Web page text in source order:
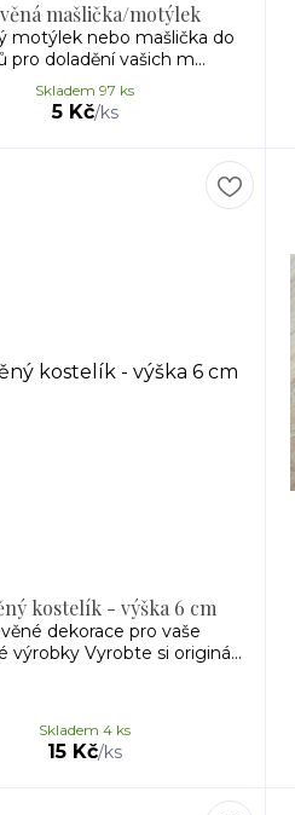
mašlička/motýlek
motýlek nebo mašlička do
pro doladění vašich m...
5 Kč/ks
Skladem 97 ks
kostelík - výška 6 cm
dekorace pro vaše
výrobky Vyrobte si originá...
15 Kč/ks
Skladem 4 ks